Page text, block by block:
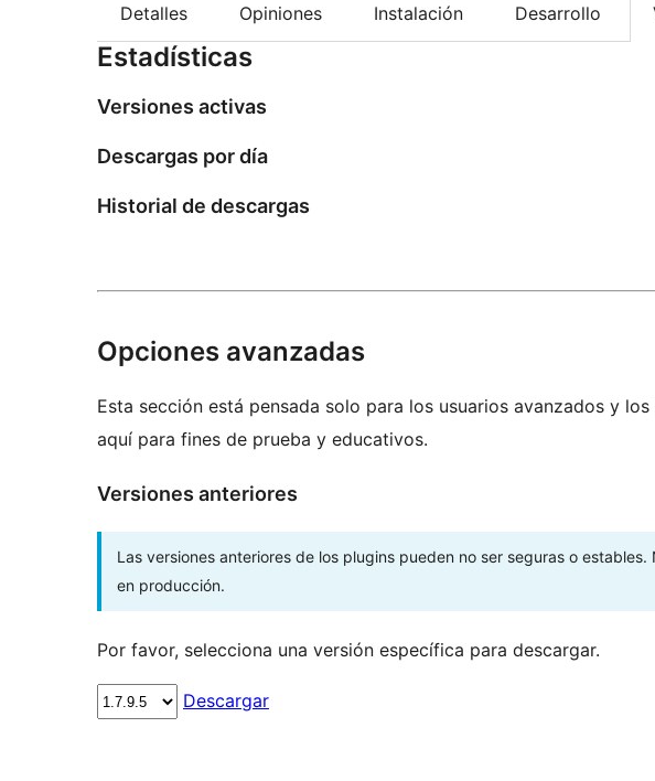
Detalles Opiniones Instalación Desarrollo
Estadísticas
Versiones activas
Descargas por día
Historial de descargas
Opciones avanzadas
Esta sección está pensada solo para los usuarios avanzados y
aquí para fines de prueba y educativos.
Versiones anteriores
Las versiones anteriores de los plugins pueden no ser seguras o
en producción.
Por favor, selecciona una versión específica para descargar.
Descargar